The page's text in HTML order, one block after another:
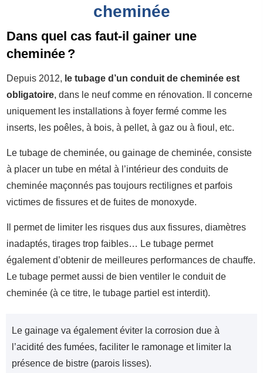
cheminée
Dans quel cas faut-il gainer une
cheminée ?
Depuis 2012, le tubage d’un conduit de cheminée est
obligatoire, dans le neuf comme en rénovation. Il concerne
uniquement les installations à foyer fermé comme les
inserts, les poêles, à bois, à pellet, à gaz ou à fioul, etc.
Le tubage de cheminée, ou gainage de cheminée, consiste
à placer un tube en métal à l’intérieur des conduits de
cheminée maçonnés pas toujours rectilignes et parfois
victimes de fissures et de fuites de monoxyde.
Il permet de limiter les risques dus aux fissures, diamètres
inadaptés, tirages trop faibles… Le tubage permet
également d’obtenir de meilleures performances de chauffe.
Le tubage permet aussi de bien ventiler le conduit de
cheminée (à ce titre, le tubage partiel est interdit).
Le gainage va également éviter la corrosion due à
l’acidité des fumées, faciliter le ramonage et limiter la
présence de bistre (parois lisses).